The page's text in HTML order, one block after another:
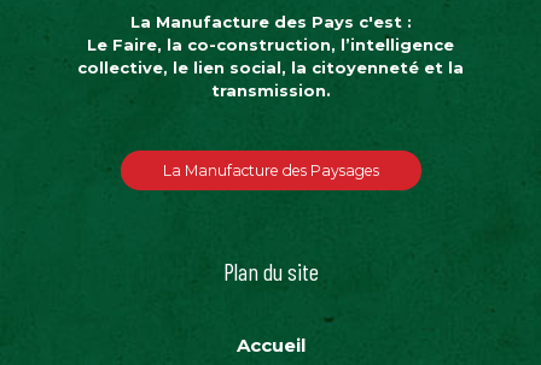
La Manufacture des Pays c'est :
Le Faire, la co-construction, l’intelligence
collective, le lien social, la citoyenneté et la
transmission.
La Manufacture des Paysages
Plan du site
Accueil